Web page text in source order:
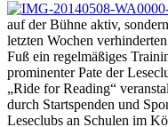
auf der Bühne aktiv,
letzten Wochen
Fuß ein regelmäßiges
prominenter Pate der
„Ride for Reading“
durch Startspenden und
Leseclubs an Schulen im